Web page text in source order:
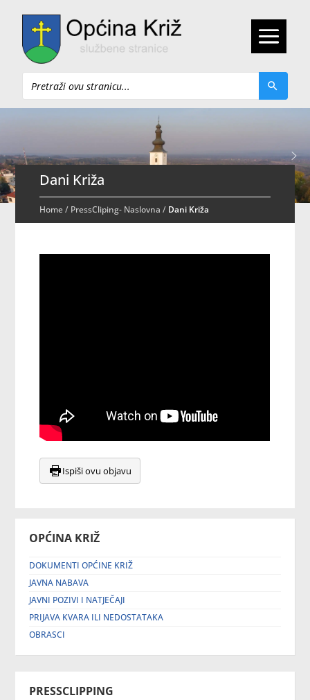
Pretraži
OPĆINA KRIŽ
DOKUMENTI OPĆINE KRIŽ
JAVNA NABAVA
JAVNI POZIVI I NATJEČAJI
PRIJAVA KVARA ILI NEDOSTATAKA
OBRASCI
PRESSCLIPPING
Dani Križa
Home/ PressCliping- Naslovna / Dani Križa
Ispiši ovu objavu